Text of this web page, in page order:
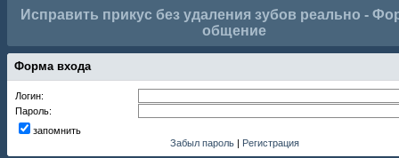
Исправить прикус без удаления зубов реально -
общение
Форма входа
Логин:
Пароль:
запомнить
Забыл пароль | Регистрация